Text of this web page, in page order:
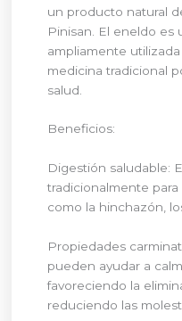
un producto natural
Pinisan. El eneldo es
ampliamente
medicina tradicional
salud.
Beneficios:
Digestión saludable:
tradicionalmente
como la hinchazón,
Propiedades
pueden ayudar a
favoreciendo la
reduciendo las